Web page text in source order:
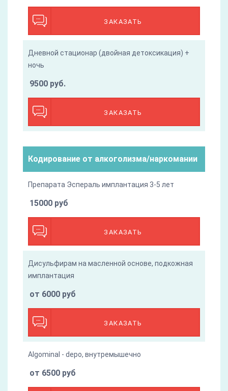
ЗАКАЗАТЬ
Дневной стационар (двойная детоксикация) +
ночь
ЗАКАЗАТЬ
9500 руб.
Кодирование от алкоголизма/наркомании
Препарата Эспераль имплантация 3-5 лет
ЗАКАЗАТЬ
15000 руб
Дисульфирам на масленной основе, подкожная
имплантация
ЗАКАЗАТЬ
от 6000 руб
Algominal - depo, внутремышечно
от 6500 руб